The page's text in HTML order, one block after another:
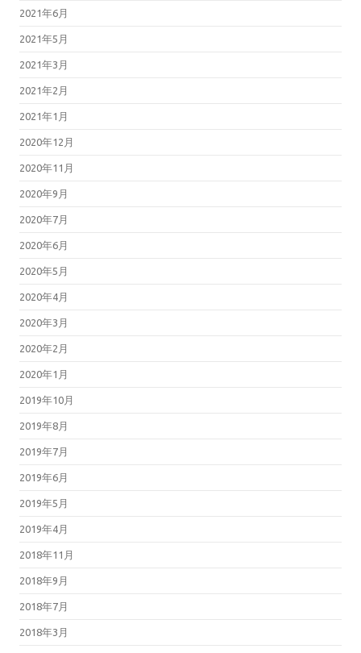
2021年6月
2021年5月
2021年3月
2021年2月
2021年1月
2020年12月
2020年11月
2020年9月
2020年7月
2020年6月
2020年5月
2020年4月
2020年3月
2020年2月
2020年1月
2019年10月
2019年8月
2019年7月
2019年6月
2019年5月
2019年4月
2018年11月
2018年9月
2018年7月
2018年3月